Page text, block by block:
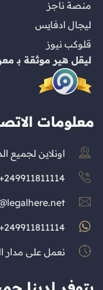
منصة ناجز
ليجال ادفايس
قلوكب نيوز
ليقل هير موثقة بـ
معلومات
اونلاين لجميع
249911811114+
249911811114+
نعمل على مدار